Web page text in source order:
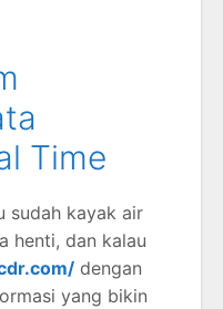
Time
sudah kayak air
henti, dan kalau
dengan
yang bikin